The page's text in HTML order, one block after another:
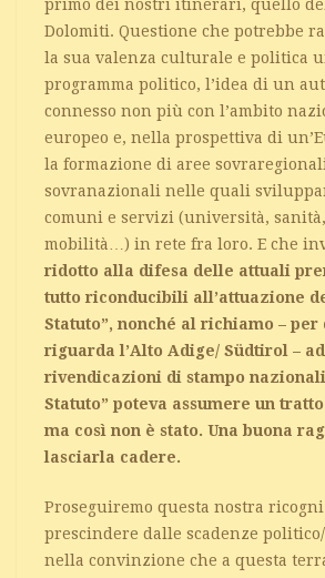
primo dei nostri itinerari, quello
Dolomiti. Questione che potrebbe
la sua valenza culturale e politica
programma politico, l’idea di un
connesso non più con l’ambito
europeo e, nella prospettiva di
la formazione di aree
sovranazionali nelle quali
comuni e servizi (università,
mobilità…) in rete fra loro. E che
ridotto alla difesa delle attuali
tutto riconducibili all’attuazione
Statuto”, nonché al richiamo – per
riguarda l’Alto Adige/ Südtirol –
rivendicazioni di stampo
Statuto” poteva assumere un
ma così non è stato. Una buona
lasciarla cadere.
Proseguiremo questa nostra
prescindere dalle scadenze
nella convinzione che a questa